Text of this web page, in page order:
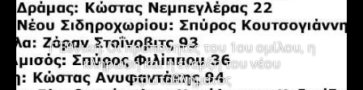
Γ΄ Εθνική: Οι προπονητές του 1ου ομίλου, η
κλήρωση και η έναρξη του νέου
πρωταθλήματος